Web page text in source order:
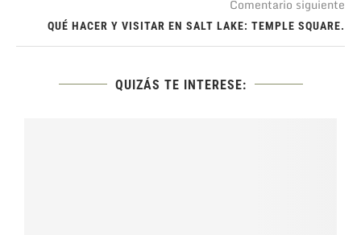
Comentario siguiente
QUÉ HACER Y VISITAR EN SALT LAKE: TEMPLE SQUARE.
QUIZÁS TE INTERESE: